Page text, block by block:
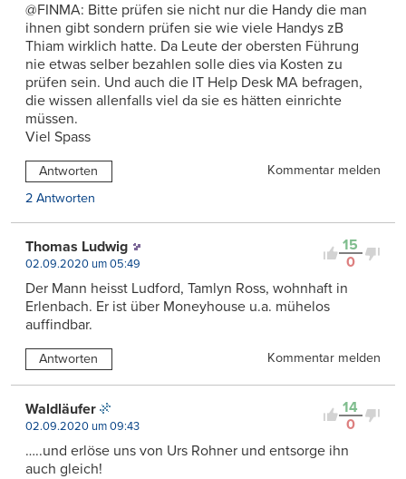
@FINMA: Bitte prüfen sie nicht nur die Handy die man
ihnen gibt sondern prüfen sie wie viele Handys zB
Thiam wirklich hatte. Da Leute der obersten Führung
nie etwas selber bezahlen solle dies via Kosten zu
prüfen sein. Und auch die IT Help Desk MA befragen,
die wissen allenfalls viel da sie es hätten einrichte
müssen.
Viel Spass
Antworten
Kommentar melden
2 Antworten
15
0
Thomas Ludwig
02.09.2020 um 05:49
Der Mann heisst Ludford, Tamlyn Ross, wohnhaft in
Erlenbach. Er ist über Moneyhouse u.a. mühelos
auffindbar.
Antworten Kommentar melden
14
0
Waldläufer
02.09.2020 um 09:43
…..und erlöse uns von Urs Rohner und entsorge ihn
auch gleich!